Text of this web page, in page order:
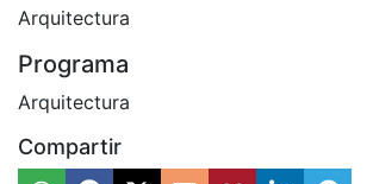
Arquitectura
Programa
Arquitectura
Compartir